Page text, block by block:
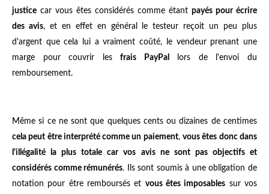
justice car vous êtes considérés comme étant payés pour écrire
des avis, et en effet en général le testeur reçoit un peu plus
d'argent que cela lui a vraiment coûté, le vendeur prenant une
marge pour couvrir lesfrais PayPal
lors de l'envoi du
remboursement.
Même si ce ne sont que quelques cents ou dizaines de centimes
cela peut être interprété comme un paiement,vous êtes donc dans
l'illégalité la plus totale car vos
avis ne sont pas objectifs et
considérés comme rémunérés. Ils sont soumis à une obligation de
notation pour être remboursés et vous êtes imposables sur vos